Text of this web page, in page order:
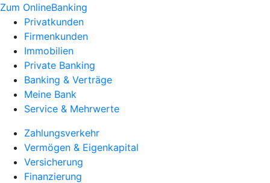
Zum OnlineBanking
Privatkunden
Firmenkunden
Immobilien
Private Banking
Banking & Verträge
Meine Bank
Service & Mehrwerte
Zahlungsverkehr
Vermögen & Eigenkapital
Versicherung
Finanzierung